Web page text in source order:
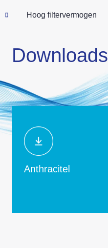
Hoog filtervermogen
Downloads
Anthracitel